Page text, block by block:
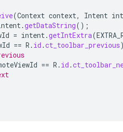
(Context context, Intent
.getDataString();
= intent .getIntExtra(
== R . id .ct_toolbar_previous
== R . id .